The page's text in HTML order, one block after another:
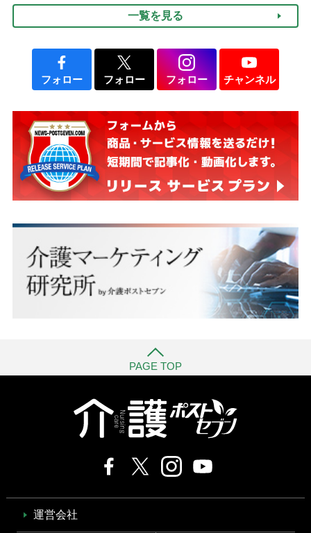
一覧を見る
フォロー フォロー フォロー チャンネル
PAGE TOP
運営会社